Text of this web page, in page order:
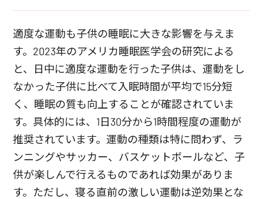
適度な運動も子供の睡眠に大きな影響を与えま
す。2023年のアメリカ睡眠医学会の研究による
と、日中に適度な運動を行った子供は、運動をし
なかった子供に比べて入眠時間が平均で15分短
く、睡眠の質も向上することが確認されていま
す。具体的には、1日30分から1時間程度の運動が
推奨されています。運動の種類は特に問わず、ラ
ンニングやサッカー、バスケットボールなど、子
供が楽しんで行えるものであれば効果がありま
す。ただし、寝る直前の激しい運動は逆効果とな